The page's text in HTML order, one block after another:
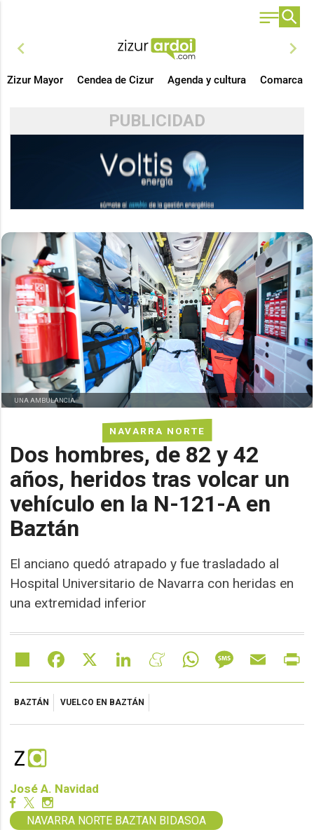
chevron_left chevron_right
Zizur Mayor Cendea de Cizur Agenda y cultura Comarca
PUBLICIDAD
NAVARRA NORTE
Dos hombres, de 82 y 42
años, heridos tras volcar un
vehículo en la N-121-A en
Baztán
El anciano quedó atrapado y fue trasladado al
Hospital Universitario de Navarra con heridas en
una extremidad inferior
UNA AMBULANCIA
Share Facebook LinkedIn MeneameWhatsAppMessageEmail
BAZTÁN VUELCO EN BAZTÁN
José A. Navidad
NAVARRA NORTE BAZTAN BIDASOA